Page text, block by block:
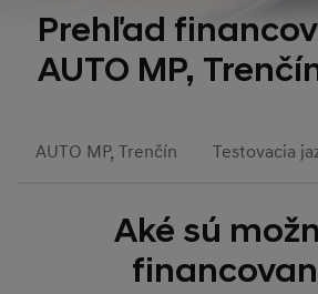
Prehľad
AUTO MP,
AUTO MP, Trenčín Testovacia
Aké sú